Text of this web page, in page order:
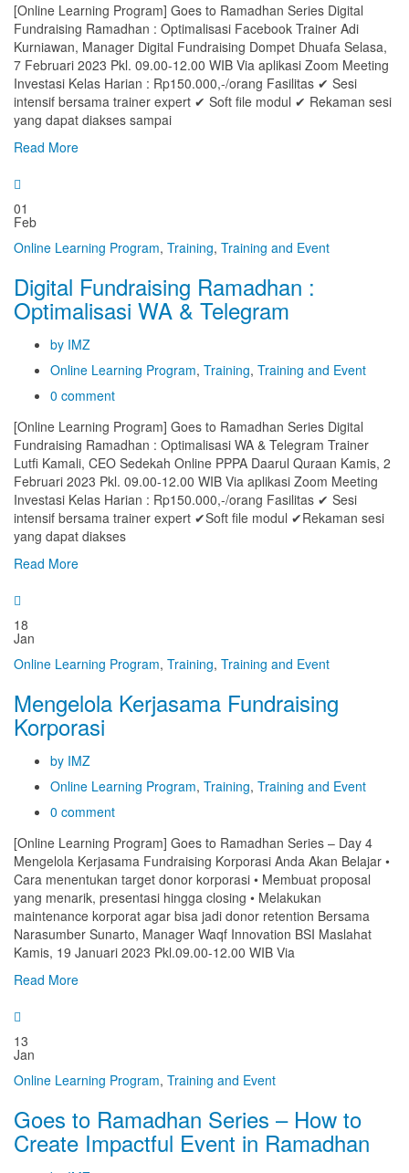
[Online Learning Program] Goes to Ramadhan Series Digital
Fundraising Ramadhan : Optimalisasi Facebook Trainer Adi
Kurniawan, Manager Digital Fundraising Dompet Dhuafa Selasa,
7 Februari 2023 Pkl. 09.00-12.00 WIB Via aplikasi Zoom Meeting
Investasi Kelas Harian : Rp150.000,-/orang Fasilitas ✔ Sesi
intensif bersama trainer expert ✔ Soft file modul ✔ Rekaman sesi
yang dapat diakses sampai
Read More
01
Feb
Online Learning Program, Training, Training and Event
Digital Fundraising Ramadhan :
Optimalisasi WA & Telegram
by IMZ
Online Learning Program, Training, Training and Event
0 comment
[Online Learning Program] Goes to Ramadhan Series Digital
Fundraising Ramadhan : Optimalisasi WA & Telegram Trainer
Lutfi Kamali, CEO Sedekah Online PPPA Daarul Quraan Kamis, 2
Februari 2023 Pkl. 09.00-12.00 WIB Via aplikasi Zoom Meeting
Investasi Kelas Harian : Rp150.000,-/orang Fasilitas ✔ Sesi
intensif bersama trainer expert ✔Soft file modul ✔Rekaman sesi
yang dapat diakses
Read More
18
Jan
Online Learning Program, Training, Training and Event
Mengelola Kerjasama Fundraising
Korporasi
by IMZ
Online Learning Program, Training, Training and Event
0 comment
[Online Learning Program] Goes to Ramadhan Series – Day 4
Mengelola Kerjasama Fundraising Korporasi Anda Akan Belajar •
Cara menentukan target donor korporasi • Membuat proposal
yang menarik, presentasi hingga closing • Melakukan
maintenance korporat agar bisa jadi donor retention Bersama
Narasumber Sunarto, Manager Waqf Innovation BSI Maslahat
Kamis, 19 Januari 2023 Pkl.09.00-12.00 WIB Via
Read More
13
Jan
Online Learning Program, Training and Event
Goes to Ramadhan Series – How to
Create Impactful Event in Ramadhan